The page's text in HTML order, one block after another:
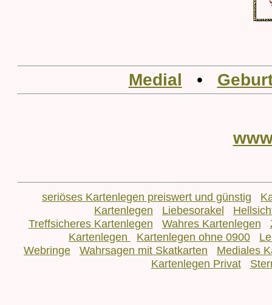
Medial •
seriöses Kartenlegen preiswert und günstig
Kartenlegen
Liebesorakel
Treffsicheres Kartenlegen
Wahres Kartenlegen
Kartenlegen
Kartenlegen ohne 0900
Webringe
Wahrsagen mit Skatkarten
Mediales
Kartenlegen Privat